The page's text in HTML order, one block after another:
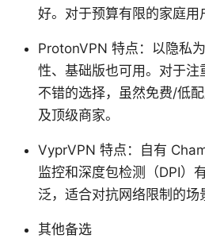
好。对于预算有限的家庭用
ProtonVPN 特点：以隐私
性、基础版也可用。对于注
不错的选择，虽然免费/低
及顶级商家。
VyprVPN 特点：自有
监控和深度包检测（DPI）
泛，适合对抗网络限制的场
其他备选